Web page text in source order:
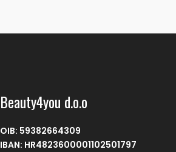
Beauty4you d.o.o
OIB: 59382664309
IBAN: HR4823600001102501797